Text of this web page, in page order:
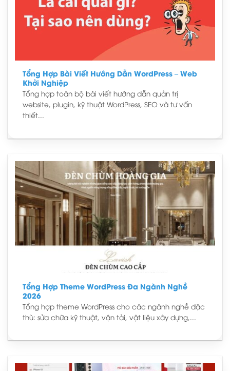
Tổng Hợp Bài Viết Hướng Dẫn WordPress – Web
Khởi Nghiệp
Tổng hợp toàn bộ bài viết hướng dẫn quản trị
website, plugin, kỹ thuật WordPress, SEO và tư vấn
thiết...
Tổng Hợp Theme WordPress Đa Ngành Nghề
2026
Tổng hợp theme WordPress cho các ngành nghề đặc
thù: sửa chữa kỹ thuật, vận tải, vật liệu xây dựng,...